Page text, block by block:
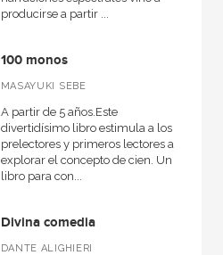
producirse a partir ...
100 monos
MASAYUKI SEBE
A partir de 5 años.Este
divertidísimo libro estimula a los
prelectores y primeros lectores a
explorar el concepto de cien. Un
libro para con...
Divina comedia
DANTE ALIGHIERI